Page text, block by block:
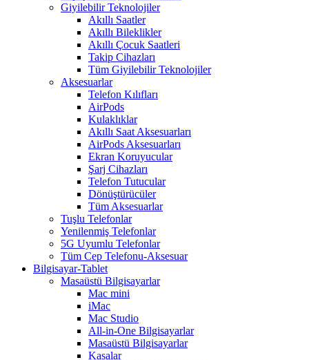
Giyilebilir Teknolojiler
Akıllı Saatler
Akıllı Bileklikler
Akıllı Çocuk Saatleri
Takip Cihazları
Tüm Giyilebilir Teknolojiler
Aksesuarlar
Telefon Kılıfları
AirPods
Kulaklıklar
Akıllı Saat Aksesuarları
AirPods Aksesuarları
Ekran Koruyucular
Şarj Cihazları
Telefon Tutucular
Dönüştürücüler
Tüm Aksesuarlar
Tuşlu Telefonlar
Yenilenmiş Telefonlar
5G Uyumlu Telefonlar
Tüm Cep Telefonu-Aksesuar
Bilgisayar-Tablet
Masaüstü Bilgisayarlar
Mac mini
iMac
Mac Studio
All-in-One Bilgisayarlar
Masaüstü Bilgisayarlar
Kasalar